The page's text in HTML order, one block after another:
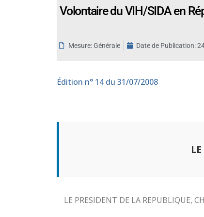
Volontaire du VIH/SIDA en
Mesure: Générale Date de Publication:
Édition n° 14 du 31/07/2008
LE PRESIDENT DE LA REPUBLIQUE,